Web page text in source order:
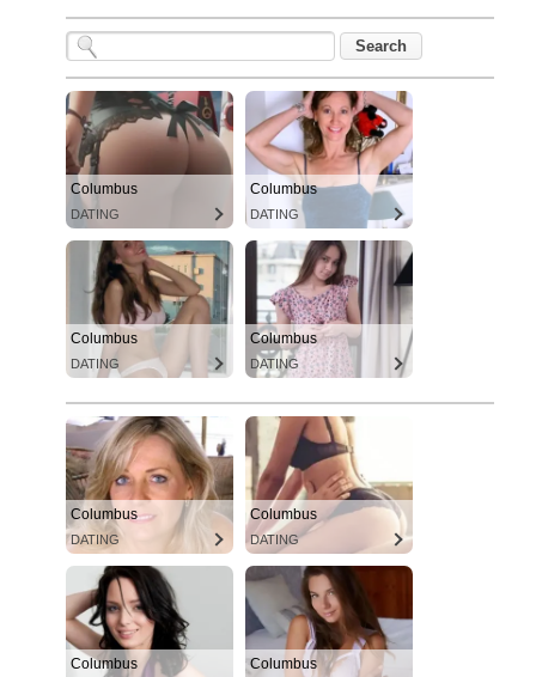
Columbus
DATING
Columbus
DATING
Columbus
DATING
Columbus
DATING
Columbus
DATING
Columbus
DATING
Columbus Columbus